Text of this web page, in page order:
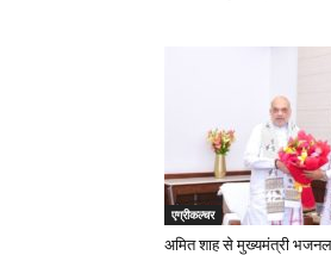
एग्रीकल्चर
अमित शाह से मुख्यमंत्री